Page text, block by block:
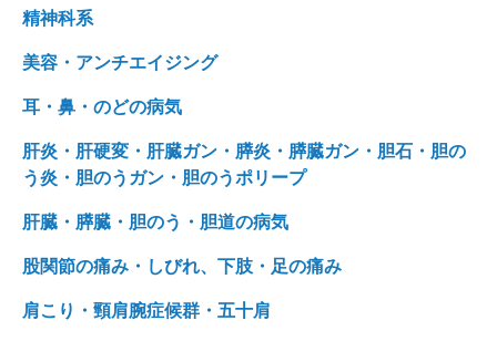
精神科系
美容・アンチエイジング
耳・鼻・のどの病気
肝炎・肝硬変・肝臓ガン・膵炎・膵臓ガン・胆石・胆の
う炎・胆のうガン・胆のうポリープ
肝臓・膵臓・胆のう・胆道の病気
股関節の痛み・しびれ、下肢・足の痛み
肩こり・頸肩腕症候群・五十肩